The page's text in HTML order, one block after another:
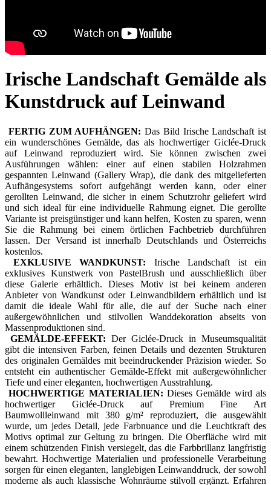
Irische Landschaft Gemälde als
Kunstdruck auf Leinwand
FERTIG ZUM AUFHÄNGEN: Das Bild Irische Landschaft ist
ein wunderschönes Gemälde, das als hochwertiger Giclée-Druck
auf Leinwand reproduziert wird. Sie können zwischen zwei
Ausführungen wählen: einer auf einen stabilen Holzrahmen
gespannten Leinwand (Gallery Wrap), die dank des mitgelieferten
Aufhängesystems sofort aufgehängt werden kann, oder einer
gerollten Leinwand, die sicher in einem Schutzrohr geliefert wird
und sich ideal für eine individuelle Rahmung eignet. Die gerollte
Variante ist preisgünstiger und kann helfen, Kosten zu sparen, wenn
Sie die Rahmung bei einem örtlichen Fachbetrieb durchführen
lassen. Der Versand ist innerhalb Deutschlands und Österreichs
kostenlos.
EXKLUSIVE WANDKUNST: Irische Landschaft ist ein
exklusives Kunstwerk von PastelBrush und ausschließlich über
diese Galerie erhältlich. Dieses Motiv ist bei keinem anderen
Anbieter von Wandkunst oder Leinwandbildern erhältlich und ist
damit die ideale Wahl für alle, die auf der Suche nach einer
außergewöhnlichen und stilvollen Wanddekoration abseits von
Massenproduktionen sind.
GEMÄLDE-EFFEKT: Der Giclée-Druck in Museumsqualität
gibt die intensiven Farben, feinen Details und dezenten Strukturen
des originalen Gemäldes mit beeindruckender Präzision wieder. So
entsteht ein authentischer Gemälde-Effekt mit außergewöhnlicher
Tiefe und einer eleganten, hochwertigen Ausstrahlung.
HOCHWERTIGE MATERIALIEN: Dieses Gemälde wird als
hochwertiger Giclée-Druck auf Premium Fine Art
Baumwollleinwand mit 380 g/m² reproduziert, die ausgewählt
wurde, um jedes Detail, jede Farbnuance und die Leuchtkraft des
Motivs optimal zur Geltung zu bringen. Die Oberfläche wird mit
einem schützenden Finish versiegelt, das die Farbbrillanz langfristig
bewahrt. Hochwertige Materialien und professionelle Verarbeitung
sorgen für einen eleganten, langlebigen Leinwanddruck, der sowohl
moderne als auch klassische Wohnräume stilvoll ergänzt. Erfahren